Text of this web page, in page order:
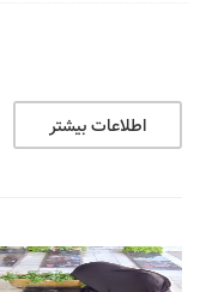
اطلاعات بیشتر